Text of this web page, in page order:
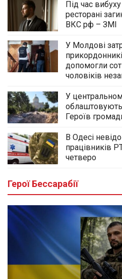
Під час
ресторані
ВКС рф – ЗМІ
У Молдові
допомогли
чоловіків
У
Героїв
В Одесі
працівників
четверо
Герої Бессарабії